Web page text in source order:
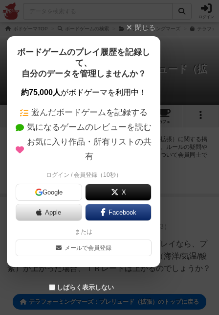
ログイン
ボドゲーマTOP ボードゲームの検索 テラフォーミングマーズ テラフォ
テラフォーミングマーズ：プレリュード（拡
張）
1件の掲示板
10 18
カフェ
ログインするとテラフォーミングマーズ：プレリュード（拡張）に関する掲
示板の作成やコメントの書き込みが出来るようになります。ルールの疑問や
エラッタ情報、マニュアルでは判断し辛い曖昧な表記等について会員同士で
ログイン/無料会員登録
が閲覧
3）
プレリュードカードのプレイが1世代でのプレイなら、プ
レリュードカードでグローバルパラメータ（海洋/気温/酸
素）が上がった場合、ＴＲレートは上がるのでしょうか？
テラフォーミングマーズ：プレリュード（拡張）のトップに戻る
閉じる
ボードゲームのプレイ履歴を記録し
て、
自分のデータを管理しませんか？
約75,000人がボドゲーマを利用中！
遊んだボードゲームを記録する
気になるゲームのレビューを読む
お気に入り作品・所有リストの共
有
ログイン / 会員登録（10秒）
Google X
Apple Facebook
または
メールで会員登録
しばらく表示しない